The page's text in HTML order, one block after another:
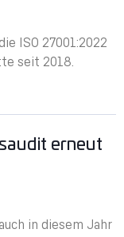
ISO 27001:2022
seit 2018.
erneut
in diesem Jahr